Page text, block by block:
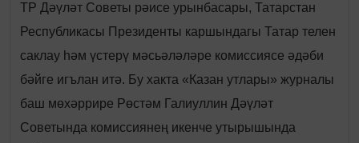
ТР Дәүләт Советы рәисе урынбасары, Татарстан
Республикасы Президенты каршындагы Татар телен
саклау һәм үстерү мәсьәләләре комиссиясе әдәби
бәйге игълан итә. Бу хакта «Казан утлары» журналы
баш мөхәррире Рөстәм Галиуллин Дәүләт
Советында комиссиянең икенче утырышында